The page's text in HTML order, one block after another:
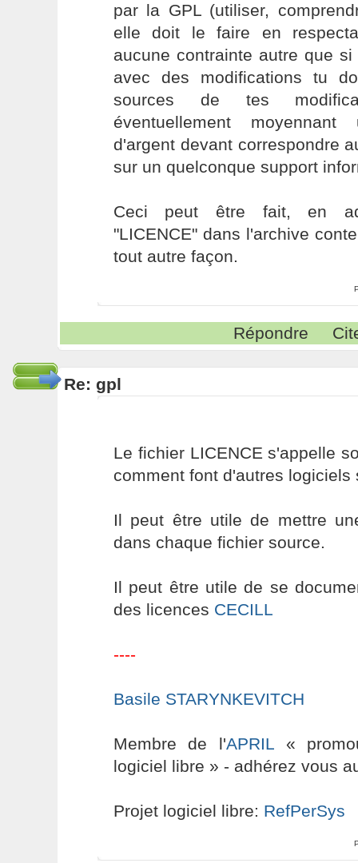
par la GPL (utiliser,
elle doit le faire en
aucune contrainte autre que
avec des modifications tu
sources de tes
éventuellement
d'argent devant correspondre
sur un quelconque support
Ceci peut être fait, en
"LICENCE" dans l'archive
tout autre façon.
Répondre
Re: gpl
Le fichier LICENCE s'appelle
comment font d'autres logiciels
Il peut être utile de mettre
dans chaque fichier source.
Il peut être utile de se
des licences CECILL
----
Basile STARYNKEVITCH
Membre de l'APRIL «
logiciel libre » - adhérez vous
Projet logiciel libre: RefPerSys